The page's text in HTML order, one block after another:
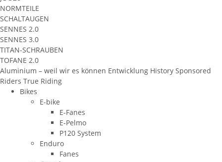
NORMTEILE
SCHALTAUGEN
SENNES 2.0
SENNES 3.0
TITAN-SCHRAUBEN
TOFANE 2.0
Aluminium – weil wir es können Entwicklung History Sponsored
Riders True Riding
Bikes
E-bike
E-Fanes
E-Pelmo
P120 System
Enduro
Fanes